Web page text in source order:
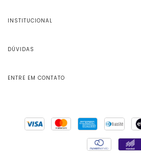
INSTITUCIONAL
DÚVIDAS
ENTRE EM CONTATO